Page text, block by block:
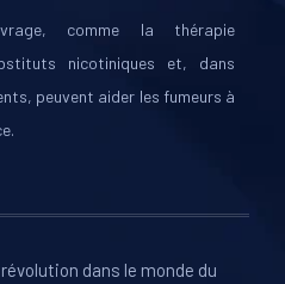
comme la thérapie
nicotiniques et, dans
peuvent aider les fumeurs à
dans le monde du